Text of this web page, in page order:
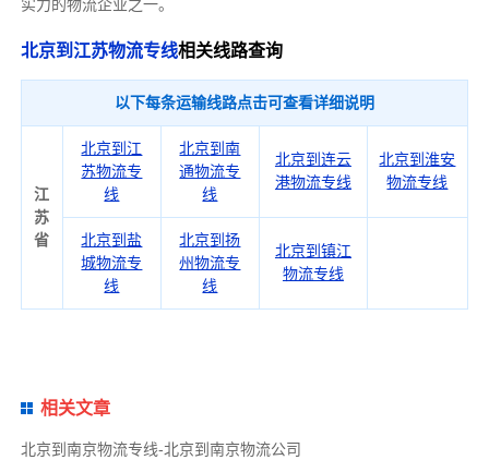
实力的物流企业之一。
北京到江苏物流专线相关线路查询
以下每条运输线路点击可查看详细说明
江
苏
省
北京到江
苏物流专
线
北京到南
通物流专
线
北京到连云
港物流专线
北京到淮安
物流专线
北京到盐
城物流专
线
北京到扬
州物流专
线
北京到镇江
物流专线
相关文章
北京到南京物流专线-北京到南京物流公司